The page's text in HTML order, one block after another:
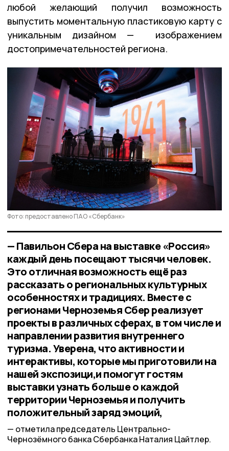
любой желающий получил возможность
выпустить моментальную пластиковую карту с
уникальным дизайном — изображением
достопримечательностей региона.
Фото: предоставлено ПАО «Сбербанк»
— Павильон Сбера на выставке «Россия»
каждый день посещают тысячи человек.
Это отличная возможность ещё раз
рассказать о региональных культурных
особенностях и традициях. Вместе с
регионами Черноземья Сбер реализует
проекты в различных сферах, в том числе и
направлении развития внутреннего
туризма. Уверена, что активности и
интерактивы, которые мы приготовили на
нашей экспозици,и помогут гостям
выставки узнать больше о каждой
территории Черноземья и получить
положительный заряд эмоций,
отметила председатель Центрально-
Чернозёмного банка Сбербанка Наталия Цайтлер.